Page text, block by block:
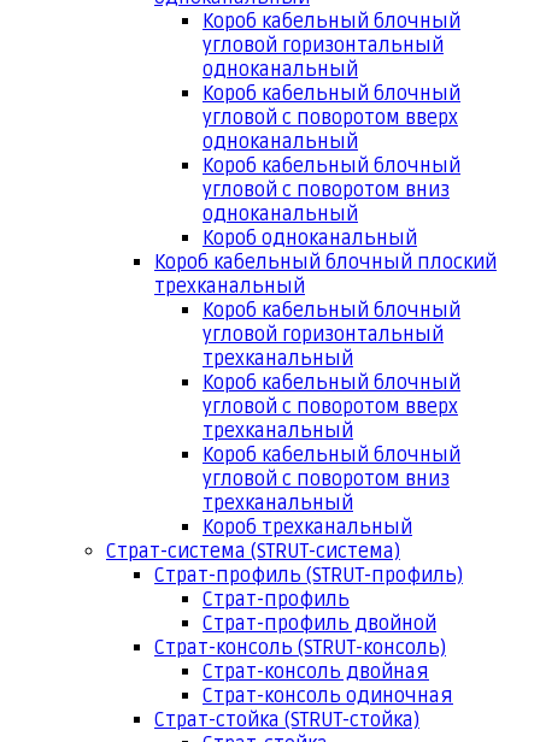
Короб кабельный блочный
угловой горизонтальный
одноканальный
Короб кабельный блочный
угловой с поворотом вверх
одноканальный
Короб кабельный блочный
угловой с поворотом вниз
одноканальный
Короб одноканальный
Короб кабельный блочный плоский
трехканальный
Короб кабельный блочный
угловой горизонтальный
трехканальный
Короб кабельный блочный
угловой с поворотом вверх
трехканальный
Короб кабельный блочный
угловой с поворотом вниз
трехканальный
Короб трехканальный
Страт-система (STRUT-система)
Страт-профиль (STRUT-профиль)
Страт-профиль
Страт-профиль двойной
Страт-консоль (STRUT-консоль)
Страт-консоль двойная
Страт-консоль одиночная
Страт-стойка (STRUT-стойка)